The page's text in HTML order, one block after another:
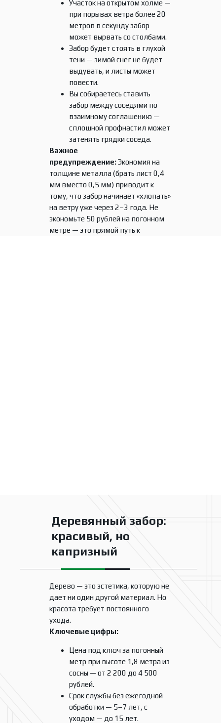
Участок на открытом холме —
при порывах ветра более 20
метров в секунду забор
может вырвать со столбами.
Забор будет стоять в глухой
тени — зимой снег не будет
выдувать, и листы может
повести.
Вы собираетесь ставить
забор между соседями по
взаимному соглашению —
сплошной профнастил может
затенять грядки соседа.
Важное
предупреждение:Экономия на
толщине металла (брать лист 0,4
мм вместо 0,5 мм) приводит к
тому, что забор начинает «хлопать»
на ветру уже через 2–3 года. Не
экономьте 50 рублей на погонном
метре — это прямой путь к
Дерево — это эстетика, которую не
дает ни один другой материал. Но
красота требует постоянного
ухода.
Ключевые цифры:
Цена под ключ за погонный
метр при высоте 1,8 метра из
сосны — от 2 200 до 4 500
рублей.
Срок службы без ежегодной
обработки — 5–7 лет, с
уходом — до 15 лет.
Деревянный забор:
красивый, но
капризный